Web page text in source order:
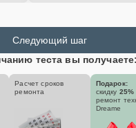
Следующий шаг
теста вы получаете:
Расчет сроков
ремонта
Подарок:
скидку 25%
ремонт
Dreame